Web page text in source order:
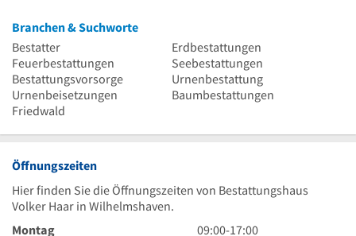
Branchen & Suchworte
Bestatter
Erdbestattungen
Feuerbestattungen
Seebestattungen
Bestattungsvorsorge
Urnenbestattung
Urnenbeisetzungen
Baumbestattungen
Friedwald
Öffnungszeiten
Hier finden Sie die Öffnungszeiten von Bestattungshaus
Volker Haar in Wilhelmshaven.
Montag
9
09:00-17:00